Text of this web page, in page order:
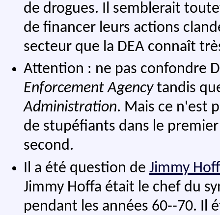
de drogues. Il semblerait
de financer leurs actions
secteur que la DEA connaît
Attention : ne pas confondre
Enforcement Agencytandis
Administration. Mais ce n'est
de stupéfiants dans le
second.
Il a été question de Jimmy
Jimmy Hoffa était le chef du
pendant les années 60--70. Il